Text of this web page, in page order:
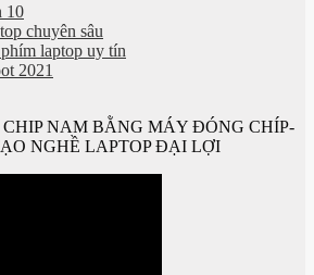
10
chuyên sâu
laptop uy tín
2021
NAM BẰNG MÁY ĐÓNG CHÍP-
NGHỀ LAPTOP ĐẠI LỢI